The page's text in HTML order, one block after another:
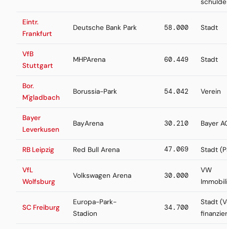
Eintr.
Frankfurt
Deutsche Bank Park 58.000 Stadt
VfB
Stuttgart
MHPArena 60.449 Stadt
Bor.
M'gladbach
Borussia-Park 54.042 Verein
Bayer
Leverkusen
BayArena 30.210 Bayer
RB Leipzig Red Bull Arena 47.069 Stadt
VfL
Wolfsburg
Volkswagen Arena 30.000
VW
SC Freiburg
Europa-Park-
Stadion
34.700
Stadt